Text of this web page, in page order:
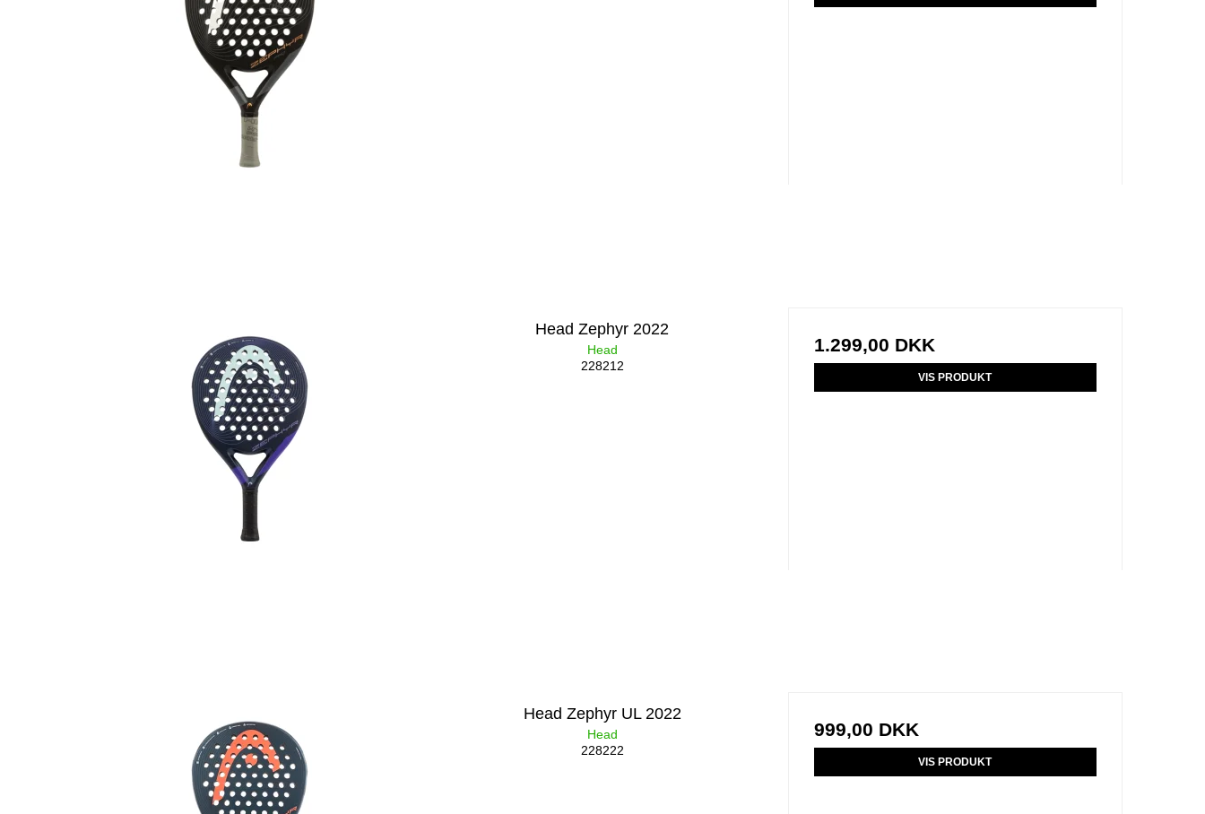
Head Zephyr 2022
Head
228212
1.299,00 DKK
VIS PRODUKT
Head Zephyr UL 2022
Head
228222
999,00 DKK
VIS PRODUKT